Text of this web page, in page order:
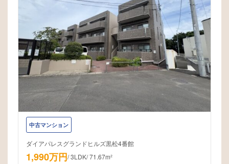
中古マンション
ダイアパレスグランドヒルズ黒松4番館
1,990万円/3LDK/71.67m²